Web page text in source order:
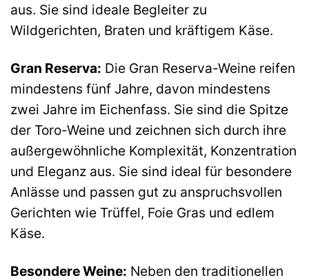
aus. Sie sind ideale Begleiter zu
Wildgerichten, Braten und kräftigem Käse.
Gran Reserva: Die Gran Reserva-Weine reifen
mindestens fünf Jahre, davon mindestens
zwei Jahre im Eichenfass. Sie sind die Spitze
der Toro-Weine und zeichnen sich durch ihre
außergewöhnliche Komplexität, Konzentration
und Eleganz aus. Sie sind ideal für besondere
Anlässe und passen gut zu anspruchsvollen
Gerichten wie Trüffel, Foie Gras und edlem
Käse.
Besondere Weine: Neben den traditionellen